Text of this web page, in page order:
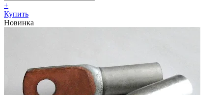
+
Купить
Новинка